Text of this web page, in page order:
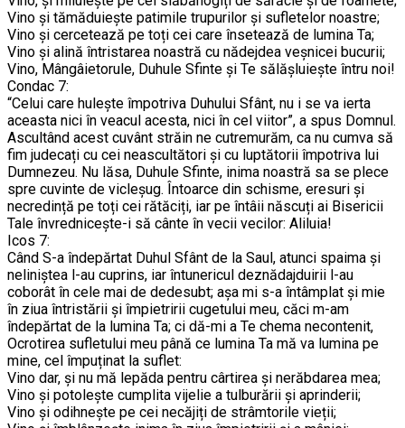
Vino și tămăduiește patimile trupurilor și sufletelor noastre;
Vino și cercetează pe toți cei care însetează de lumina Ta;
Vino și alină întristarea noastră cu nădejdea veșnicei bucurii;
Vino, Mângâietorule, Duhule Sfinte și Te sălășluiește întru noi!
Condac 7:
“Celui care hulește împotriva Duhului Sfânt, nu i se va ierta
aceasta nici în veacul acesta, nici în cel viitor”, a spus Domnul.
Ascultând acest cuvânt străin ne cutremurăm, ca nu cumva să
fim judecați cu cei neascultători și cu luptătorii împotriva lui
Dumnezeu. Nu lăsa, Duhule Sfinte, inima noastră sa se plece
spre cuvinte de vicleșug. Întoarce din schisme, eresuri și
necredință pe toți cei rătăciți, iar pe întâii născuți ai Bisericii
Tale învrednicește-i să cânte în vecii vecilor: Aliluia!
Icos 7:
Când S-a îndepărtat Duhul Sfânt de la Saul, atunci spaima și
neliniștea l-au cuprins, iar întunericul deznădajduirii l-au
coborât în cele mai de dedesubt; așa mi s-a întâmplat și mie
în ziua întristării și împietririi cugetului meu, căci m-am
îndepărtat de la lumina Ta; ci dă-mi a Te chema necontenit,
Ocrotirea sufletului meu până ce lumina Ta mă va lumina pe
mine, cel împuținat la suflet:
Vino dar, și nu mă lepăda pentru cârtirea și nerăbdarea mea;
Vino și potolește cumplita vijelie a tulburării și aprinderii;
Vino și odihnește pe cei necăjiți de strâmtorile vieții;